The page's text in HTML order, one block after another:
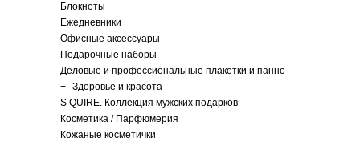
Блокноты
Ежедневники
Офисные аксессуары
Подарочные наборы
Деловые и профессиональные плакетки и панно
+- Здоровье и красота
S QUIRE. Коллекция мужских подарков
Косметика / Парфюмерия
Кожаные косметички